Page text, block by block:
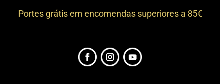
Portes grátis em encomendas superiores a 85€